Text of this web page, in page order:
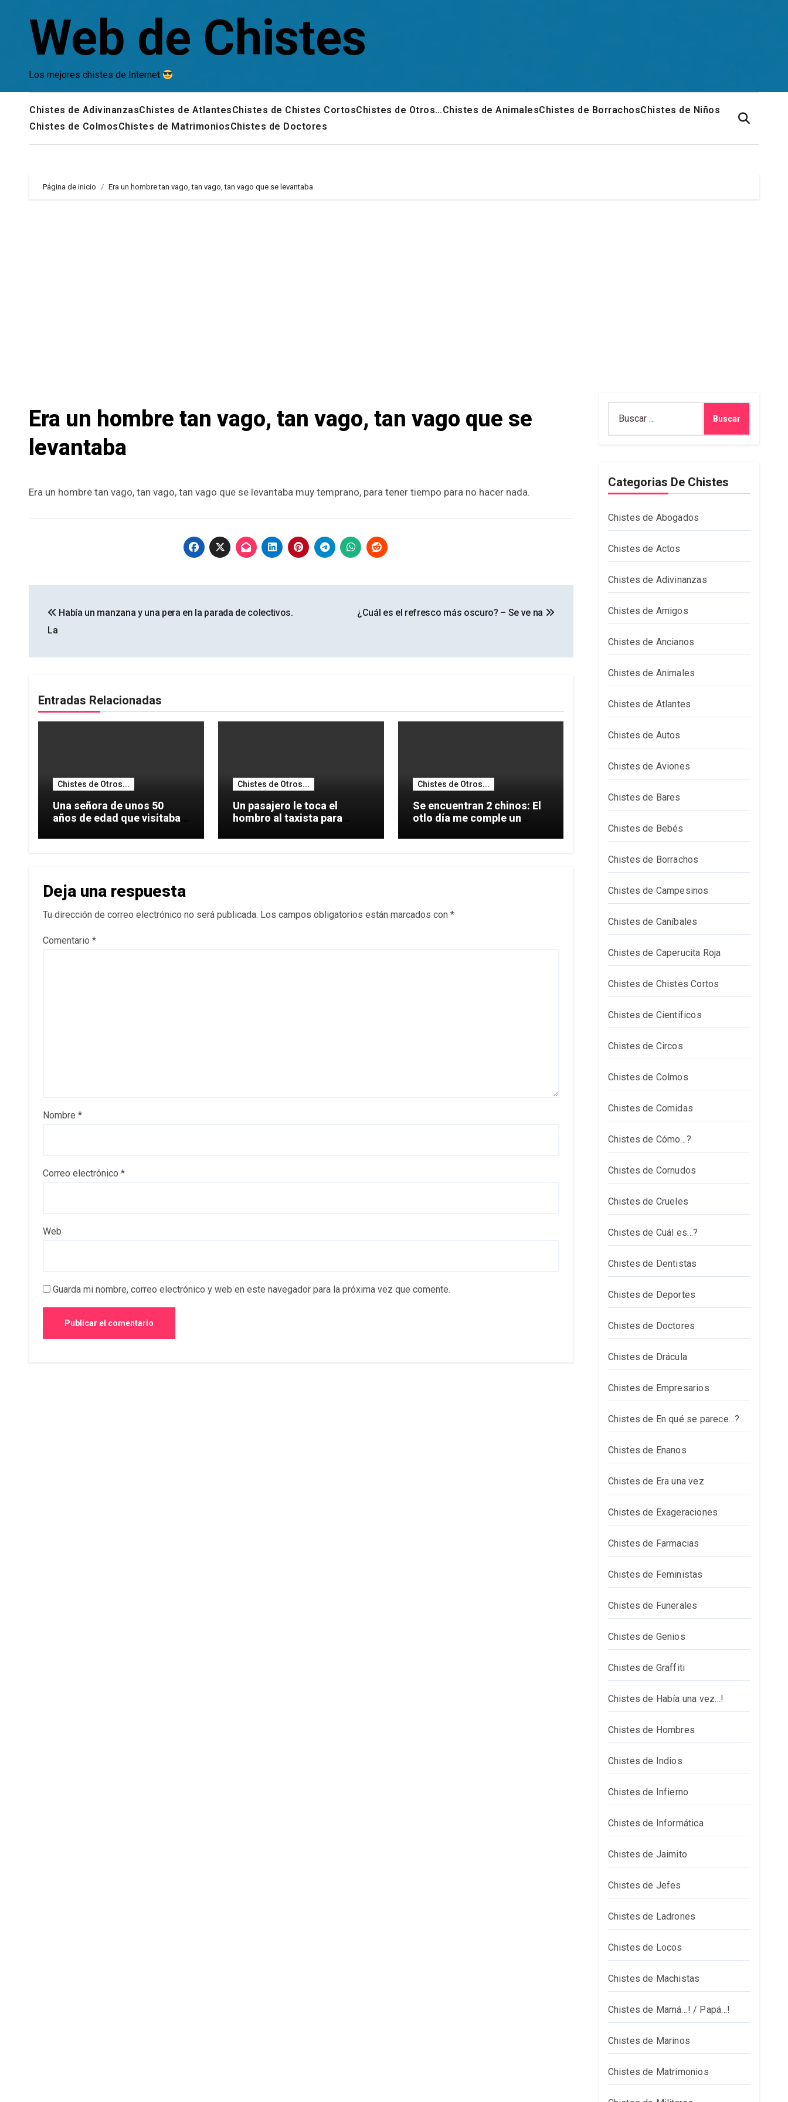
contenidoWeb de Chistes
Los mejores chistes de Internet
Chistes de AdivinanzasChistes de AtlantesChistes de Chistes CortosChistes de Otros…Chistes de AnimalesChistes de BorrachosChistes de Niños
Chistes de ColmosChistes de MatrimoniosChistes de Doctores
Página de inicio Era un hombre tan vago, tan vago, tan vago que se levantaba
Era un hombre tan vago, tan vago, tan vago que se
levantaba
Era un hombre tan vago, tan vago, tan vago que se levantaba muy temprano, para tener tiempo para no hacer nada.
de
Había un manzana y una pera en la parada de colectivos.
La
¿Cuál es el refresco más oscuro? – Se ve na
Entradas Relacionadas
Chistes de Otros...
Una señora de unos 50
años de edad que visitaba
Chistes de Otros...
Un pasajero le toca el
hombro al taxista para
Chistes de Otros...
Se encuentran 2 chinos: El
otlo día me comple un
Deja una respuesta
Tu dirección de correo electrónico no será publicada. Los campos obligatorios están marcados con *
Comentario *
Nombre *
Correo electrónico *
Web
Guarda mi nombre, correo electrónico y web en este navegador para la próxima vez que comente.
Categorias De Chistes
Chistes de Abogados
Chistes de Actos
Chistes de Adivinanzas
Chistes de Amigos
Chistes de Ancianos
Chistes de Animales
Chistes de Atlantes
Chistes de Autos
Chistes de Aviones
Chistes de Bares
Chistes de Bebés
Chistes de Borrachos
Chistes de Campesinos
Chistes de Caníbales
Chistes de Caperucita Roja
Chistes de Chistes Cortos
Chistes de Científicos
Chistes de Circos
Chistes de Colmos
Chistes de Comidas
Chistes de Cómo…?
Chistes de Cornudos
Chistes de Crueles
Chistes de Cuál es…?
Chistes de Dentistas
Chistes de Deportes
Chistes de Doctores
Chistes de Drácula
Chistes de Empresarios
Chistes de En qué se parece…?
Chistes de Enanos
Chistes de Era una vez
Chistes de Exageraciones
Chistes de Farmacias
Chistes de Feministas
Chistes de Funerales
Chistes de Genios
Chistes de Graffiti
Chistes de Había una vez…!
Chistes de Hombres
Chistes de Indios
Chistes de Infierno
Chistes de Informática
Chistes de Jaimito
Chistes de Jefes
Chistes de Ladrones
Chistes de Locos
Chistes de Machistas
Chistes de Mamá…! / Papá…!
Chistes de Marinos
Chistes de Matrimonios